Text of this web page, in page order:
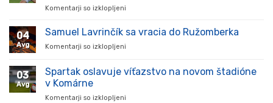
Komentarji so izklopljeni
prišiel,
stal
04
Avg
Samuel Lavrinčík sa vracia do Ružomberka
Komentarji so izklopljeni
Lavrinčík
sa
03
Avg
Spartak oslavuje víťazstvo na novom štadióne
v Komárne
Komentarji so izklopljeni